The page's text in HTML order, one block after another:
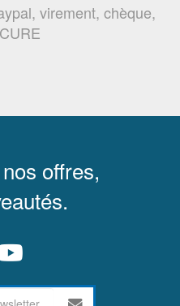
virement, chèque,
offres,